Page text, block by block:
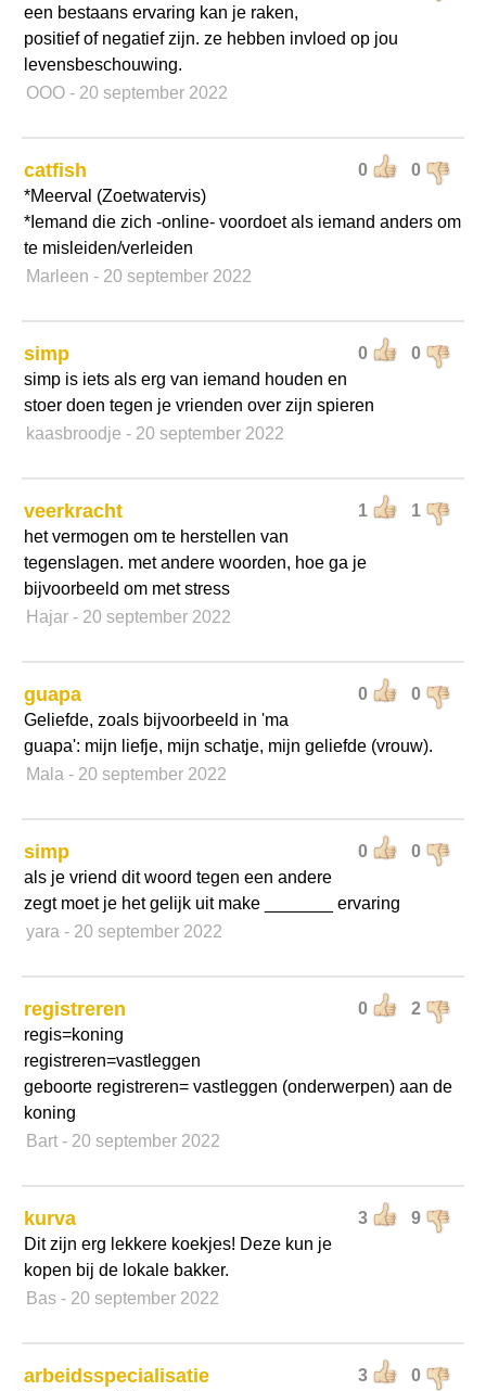
een bestaans ervaring kan je raken,
positief of negatief zijn. ze hebben invloed op jou
levensbeschouwing.
OOO - 20 september 2022
0 0
catfish
*Meerval (Zoetwatervis)
*Iemand die zich -online- voordoet als iemand anders om
te misleiden/verleiden
Marleen - 20 september 2022
0 0
simp
simp is iets als erg van iemand houden en
stoer doen tegen je vrienden over zijn spieren
kaasbroodje - 20 september 2022
1 1
veerkracht
het vermogen om te herstellen van
tegenslagen. met andere woorden, hoe ga je
bijvoorbeeld om met stress
Hajar - 20 september 2022
0 0
guapa
Geliefde, zoals bijvoorbeeld in 'ma
guapa': mijn liefje, mijn schatje, mijn geliefde (vrouw).
Mala - 20 september 2022
0 0
simp
als je vriend dit woord tegen een andere
zegt moet je het gelijk uit make _______ ervaring
yara - 20 september 2022
0 2
registreren
regis=koning
registreren=vastleggen
geboorte registreren= vastleggen (onderwerpen) aan de
koning
Bart - 20 september 2022
3 9
kurva
Dit zijn erg lekkere koekjes! Deze kun je
kopen bij de lokale bakker.
Bas - 20 september 2022
3 0
arbeidsspecialisatie